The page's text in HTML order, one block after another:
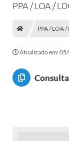
Prefeitura
Portal de Serviços
Transparência
Ônibus
PPA / LOA /
PPA / LOA /
Atualizado em: